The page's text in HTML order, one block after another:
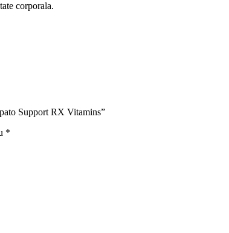
corporala.
Support RX Vitamins”
*